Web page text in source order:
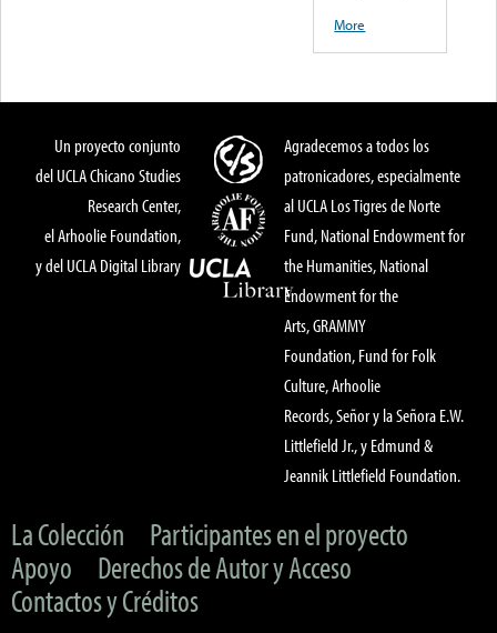
More
Un proyecto conjunto
del UCLA Chicano Studies
Research Center,
el Arhoolie Foundation,
y del UCLA Digital Library
Agradecemos a todos los
patronicadores, especialmente
al UCLA Los Tigres de Norte
Fund, National Endowment for
the Humanities, National
Endowment for the
Arts, GRAMMY
Foundation, Fund for Folk
Culture, Arhoolie
Records, Señor y la Señora E.W.
Littlefield Jr., y Edmund &
Jeannik Littlefield Foundation.
La Colección
Participantes en el proyecto
Apoyo
Derechos de Autor y Acceso
Contactos y Créditos